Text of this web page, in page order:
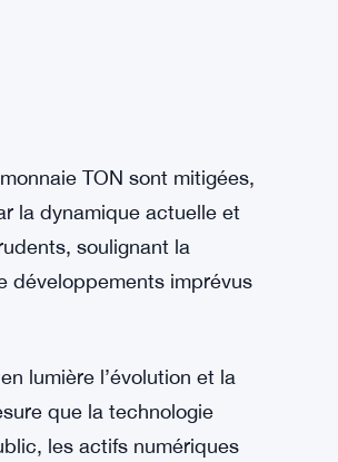
TON sont mitigées,
la dynamique actuelle et